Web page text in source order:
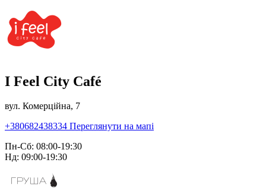
I Feel City Café
вул. Комерційна, 7
+380682438334 Переглянути на мапі
Пн-Сб: 08:00-19:30
Нд: 09:00-19:30